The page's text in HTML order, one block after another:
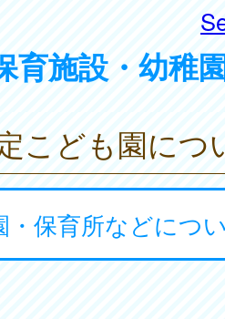
育施設・幼稚
こども園につ
・保育所などにつ